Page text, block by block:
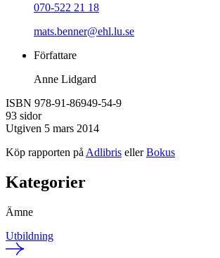
070-522 21 18
mats.benner@ehl.lu.se
Författare
Anne Lidgard
ISBN 978-91-86949-54-9
93 sidor
Utgiven 5 mars 2014
Köp rapporten på Adlibris ellerBokus
Kategorier
Ämne
Utbildning